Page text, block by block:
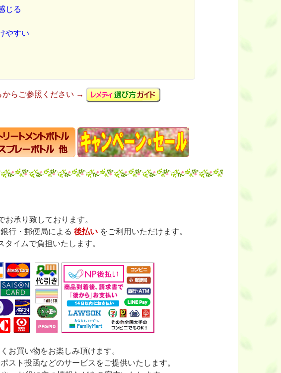
じる
やすい
からご参照ください →
お承り致しております。
行・郵便局による後払い をご利用いただけます。
イムで負担いたします。
お買い物をお楽しみ頂けます。
スト投函などのサービスをご提供いたします。